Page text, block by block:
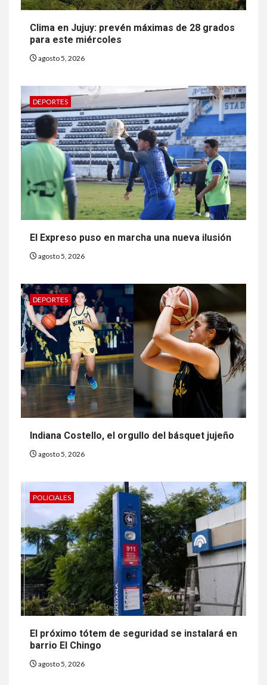
Clima en Jujuy: prevén máximas de 28 grados
para este miércoles
agosto 5, 2026
DEPORTES
El Expreso puso en marcha una nueva ilusión
agosto 5, 2026
DEPORTES
Indiana Costello, el orgullo del básquet jujeño
agosto 5, 2026
POLICIALES
El próximo tótem de seguridad se instalará en
barrio El Chingo
agosto 5, 2026